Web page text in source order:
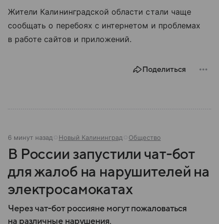
Жители Калининградской области стали чаще
сообщать о перебоях с интернетом и проблемах
в работе сайтов и приложений.
Поделиться
6 минут назад Новый Калининград Общество
В России запустили чат-бот
для жалоб на нарушителей на
электросамокатах
Через чат-бот россияне могут пожаловаться
на различные нарушения.